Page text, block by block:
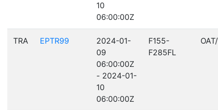
10
06:00:00Z
TRA EPTR99
2024-01-
09
06:00:00Z
- 2024-01-
10
06:00:00Z
F155-
F285FL